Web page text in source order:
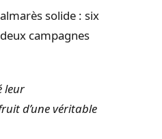
solide : six
campagnes
leur
d’une véritable